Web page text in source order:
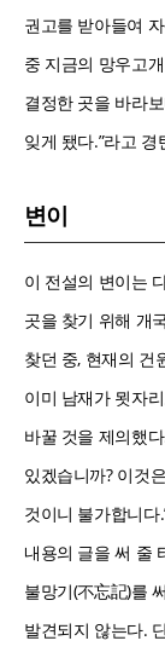
권고를 받아들여
중 지금의 망우고
결정한 곳을 바라
잊게 됐다.”라고 경
변이
이 전설의 변이는
곳을 찾기 위해 개
찾던 중, 현재의 건
이미 남재가 묏자
바꿀 것을 제의했
있겠습니까? 이것
것이니 불가합니다
내용의 글을 써 줄
불망기(不忘記)를
발견되지 않는다.